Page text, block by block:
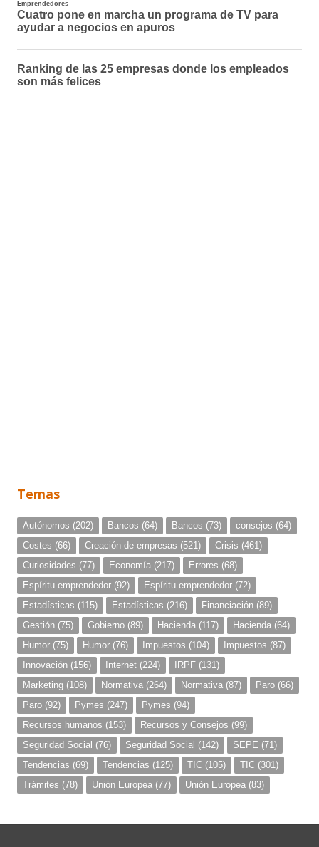
Temas
Autónomos (202) Bancos (64) Bancos (73) consejos (64)
Costes (66) Creación de empresas (521) Crisis (461)
Curiosidades (77) Economía (217) Errores (68)
Espíritu emprendedor (92) Espíritu emprendedor (72)
Estadísticas (115) Estadísticas (216) Financiación (89)
Gestión (75) Gobierno (89) Hacienda (117) Hacienda (64)
Humor (75) Humor (76) Impuestos (104) Impuestos (87)
Innovación (156) Internet (224) IRPF (131)
Marketing (108) Normativa (264) Normativa (87) Paro (66)
Paro (92) Pymes (247) Pymes (94)
Recursos humanos (153) Recursos y Consejos (99)
Seguridad Social (76) Seguridad Social (142) SEPE (71)
Tendencias (69) Tendencias (125) TIC (105) TIC (301)
Trámites (78) Unión Europea (77) Unión Europea (83)